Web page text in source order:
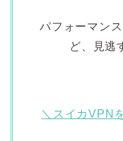
パフォーマン
ど、見逃
＼スイカVPN